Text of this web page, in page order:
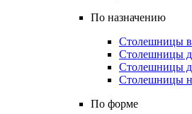
По назначению
Столешницы в
Столешницы
Столешницы
Столешницы
По форме